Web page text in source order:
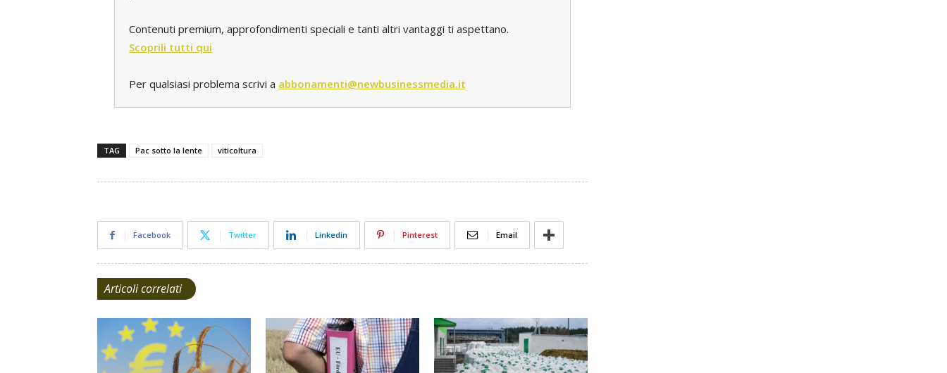
Contenuti premium, approfondimenti speciali e tanti altri vantaggi ti aspettano.
Scoprili tutti qui
Per qualsiasi problema scrivi a abbonamenti@newbusinessmedia.it
TAG Pac sotto la lente viticoltura
Facebook Twitter Linkedin Pinterest Email
Articoli correlati